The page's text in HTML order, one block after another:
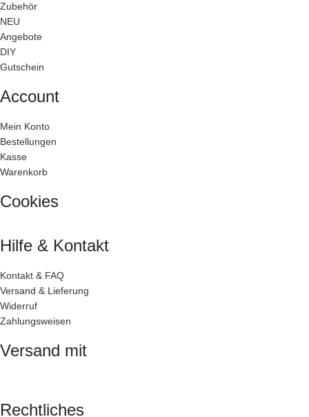
Zubehör
NEU
Angebote
DIY
Gutschein
Account
Mein Konto
Bestellungen
Kasse
Warenkorb
Cookies
Hilfe & Kontakt
Kontakt & FAQ
Versand & Lieferung
Widerruf
Zahlungsweisen
Versand mit
Rechtliches